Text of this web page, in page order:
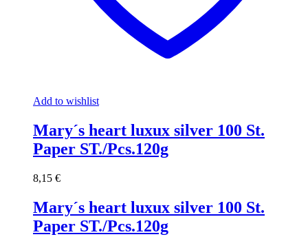
Add to wishlist
Mary´s heart luxux silver 100 St.
Paper ST./Pcs.120g
8,15 €
Mary´s heart luxux silver 100 St.
Paper ST./Pcs.120g